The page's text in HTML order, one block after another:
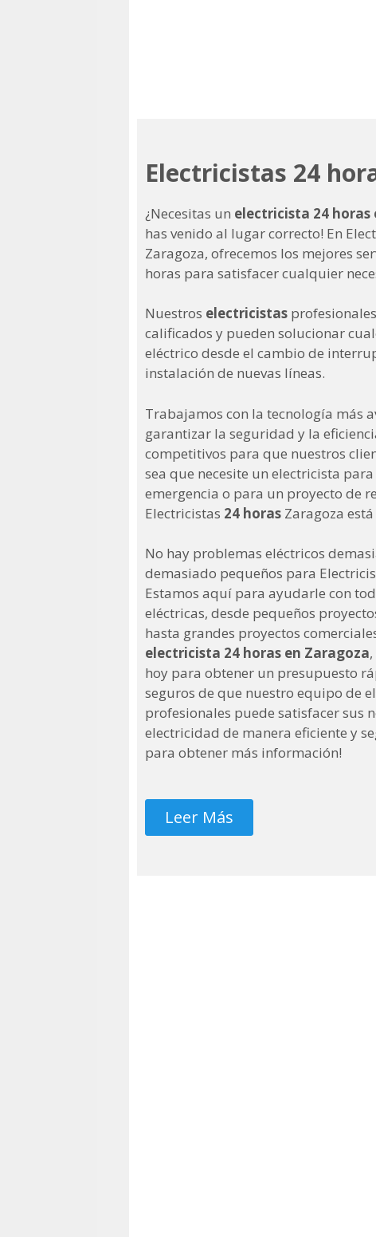
Electricistas 24
¿Necesitas un electricista 24 horas
has venido al lugar correcto! En
Zaragoza, ofrecemos los mejores
horas para satisfacer cualquier
Nuestros electricistas
calificados y pueden solucionar
eléctrico desde el cambio de
instalación de nuevas líneas.
Trabajamos con la tecnología más
garantizar la seguridad y la
competitivos para que nuestros
sea que necesite un electricista
emergencia o para un proyecto de
Electricistas 24 horas Zaragoza
No hay problemas eléctricos
demasiado pequeños para
Estamos aquí para ayudarle con
eléctricas, desde pequeños
hasta grandes proyectos
electricista 24 horas en Zaragoza
hoy para obtener un presupuesto
seguros de que nuestro equipo de
profesionales puede satisfacer sus
electricidad de manera eficiente y
para obtener más información!
Leer Más